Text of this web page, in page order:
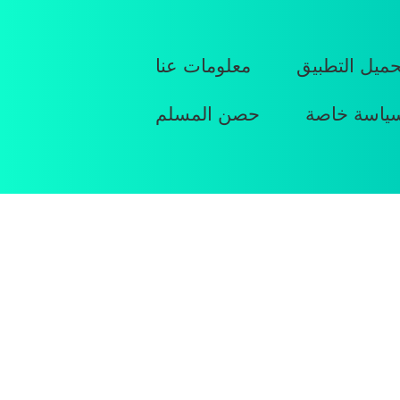
التطبيق معلومات عنا
خاصة حصن المسلم